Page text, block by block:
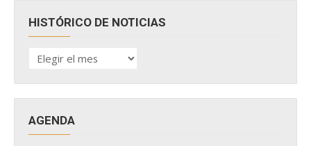
HISTÓRICO DE NOTICIAS
HISTÓRICO
DE
AGENDA